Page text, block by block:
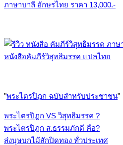
ภาษาบาลี อักษรไทย ราคา 13,000.-
หนังสือคัมภีร์วิสุทธิมรรค แปลไทย
"พระไตรปิฎก ฉบับสำหรับประชาชน"
พระไตรปิฎก VS วิสุทธิมรรค ?
พระไตรปิฎก ส.ธรรมภักดี คือ?
ส่งบุษบกไม้สักปิดทอง ทั่วประเทศ